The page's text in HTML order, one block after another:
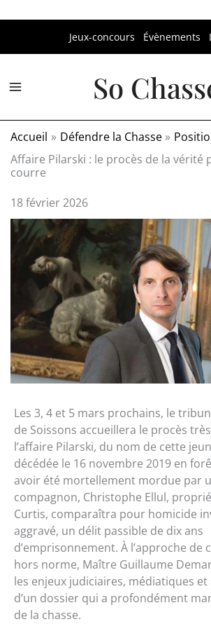
Jeux-concours Évènements
So
Accueil Défendre la Chasse
Affaire Pilarski : le procès de la vérité
courre
18 février 2026
Les 3, 4 et 5 mars prochains, le
de Soissons accueillera le procès
l’affaire Pilarski, du nom de cette
décédée le 16 novembre 2019 en
avoir été mortellement mordue par
compagnon, Christophe Ellul,
Curtis, comparaîtra pour homicide
aggravé, un délit passible de dix ans
d’emprisonnement. À l’approche de
hors norme, Maître Guillaume
les enjeux judiciaires, médiatiques
d’un dossier qui a profondément
de la chasse.